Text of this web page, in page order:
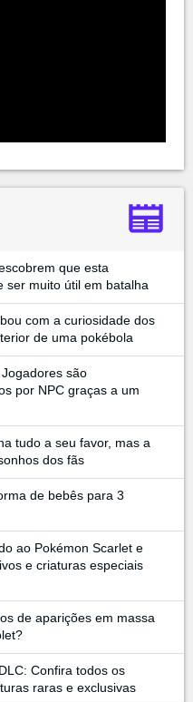
que esta
ser muito útil em batalha
com a curiosidade dos
de uma pokébola
são
por NPC graças a um
tudo a seu favor, mas a
dos fãs
de bebês para 3
ao Pokémon Scarlet e
e criaturas especiais
de aparições em massa
Confira todos os
raras e exclusivas